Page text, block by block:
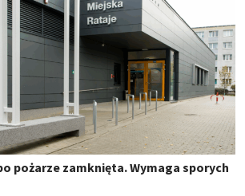
pożarze zamknięta. Wymaga sporych